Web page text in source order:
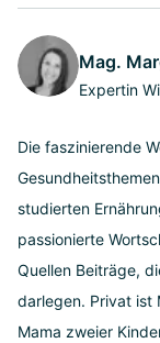
Mag.
Expertin
Die faszinierende
studierten
passionierte
Quellen Beiträge,
darlegen. Privat ist
Mama zweier